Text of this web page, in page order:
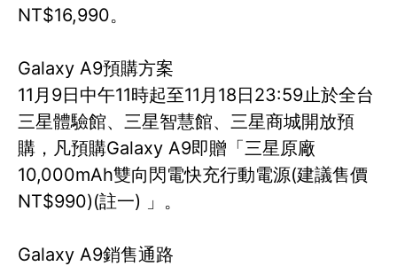
NT$16,990。
Galaxy A9預購方案
11月9日中午11時起至11月18日23:59止於全台
三星體驗館、三星智慧館、三星商城開放預
購，凡預購Galaxy A9即贈「三星原廠
10,000mAh雙向閃電快充行動電源(建議售價
NT$990)(註一) 」。
Galaxy A9銷售通路